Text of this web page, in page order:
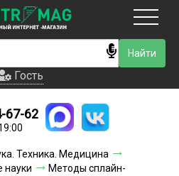
Гость
доставки
Гость
67-62
Техника. Медицина
науки
Методы сплайн-